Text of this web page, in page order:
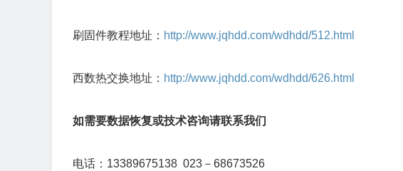
刷固件教程地址： http://www.jqhdd.com/wdhdd/512.html
西数热交换地址： http://www.jqhdd.com/wdhdd/626.html
如需要数据恢复或技术咨询请联系我们
电话：13389675138 023－68673526